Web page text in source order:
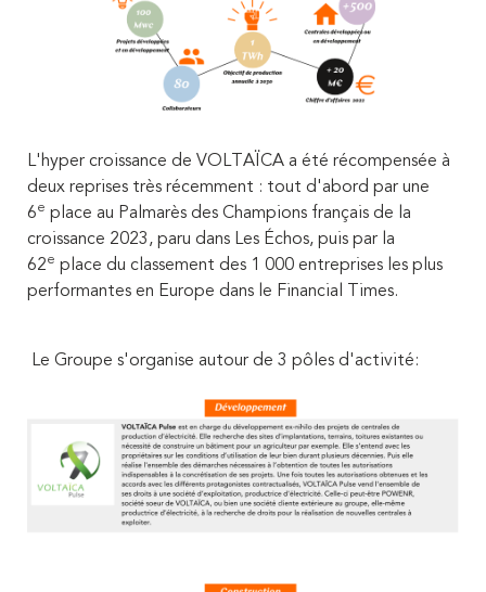
L'hyper croissance de VOLTAÏCA a été récompensée à
deux reprises très récemment : tout d'abord par une
6e place au Palmarès des Champions français de la
croissance 2023, paru dans Les Échos, puis par la
62e place du classement des 1 000 entreprises les plus
performantes en Europe dans le Financial Times.
Le Groupe s'organise autour de 3 pôles d'activité: